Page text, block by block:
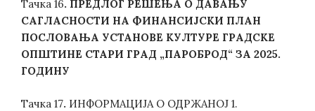
Тачка 16. ПРЕДЛОГ РЕШЕЊА О ДАВАЊУ
САГЛАСНОСТИ НА ФИНАНСИЈСКИ ПЛАН
ПОСЛОВАЊА УСТАНОВЕ КУЛТУРЕ ГРАДСКЕ
ОПШТИНЕ СТАРИ ГРАД „ПАРОБРОД“ ЗА 2025.
ГОДИНУ
Тачка 17. ИНФОРМАЦИЈА О ОДРЖАНОЈ 1.